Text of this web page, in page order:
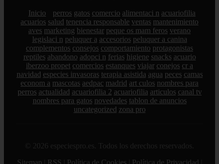
Inicio perros gatos comercio alimentaci n acuariofilia
acuarios salud tenencia responsable ventas mantenimiento
aves marketing bienestar peque os mam feros verano
legislaci n peluquer a accesorios peluquer a canina
complementos consejos comportamiento protagonistas
reptiles abandono adopci n ferias higiene snacks acuario
iberzoo propet comercios estanques viajar conejos cr a
navidad especies invasoras terapia asistida agua peces camas
econom a mascotas aedpac madrid art culos nombres para
perros actualidad acuariofilia 2 acuariofilia articulos canal tv
nombres para gatos novedades tablon de anuncios
uncategorized zona pro
© 2026 especiespro.es. Todos los derechos reservados.
Sitemap
RSS Política de Cookies Política de Privacidad